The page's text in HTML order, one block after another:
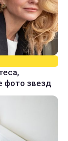
фото звезд